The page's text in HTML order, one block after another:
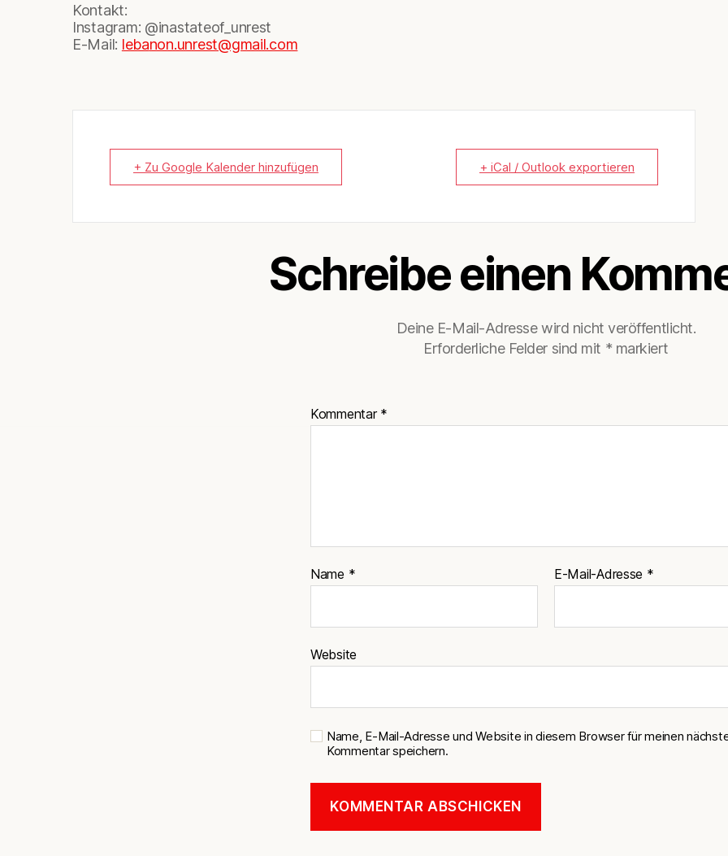
Kontakt:
Instagram: @inastateof_unrest
E-Mail: lebanon.unrest@gmail.com
+ Zu Google Kalender hinzufügen + iCal / Outlook exportieren
Schreibe einen
Deine E-Mail-Adresse wird nicht veröffentlicht.
Erforderliche Felder sind mit * markiert
Kommentar *
Name * E-Mail-Adresse *
Website
Name, E-Mail-Adresse und Website in diesem Browser für meinen
Kommentar speichern.